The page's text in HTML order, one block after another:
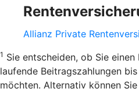
Allianz Private
1 Sie entscheiden, ob Sie
laufende Beitragszahlungen
möchten. Alternativ können